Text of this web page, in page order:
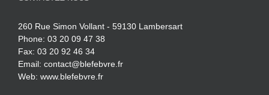
260 Rue Simon Vollant - 59130 Lambersart
Phone: 03 20 09 47 38
Fax: 03 20 92 46 34
Email: contact@blefebvre.fr
Web: www.blefebvre.fr